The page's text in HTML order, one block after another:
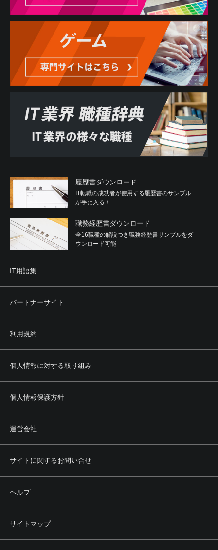
履歴書ダウンロード
IT転職の成功者が使用する履歴書のサンプル
が手に入る！
職務経歴書ダウンロード
全16職種の解説つき職務経歴書サンプルをダ
ウンロード可能
IT用語集
パートナーサイト
利用規約
個人情報に対する取り組み
個人情報保護方針
運営会社
サイトに関するお問い合せ
ヘルプ
サイトマップ